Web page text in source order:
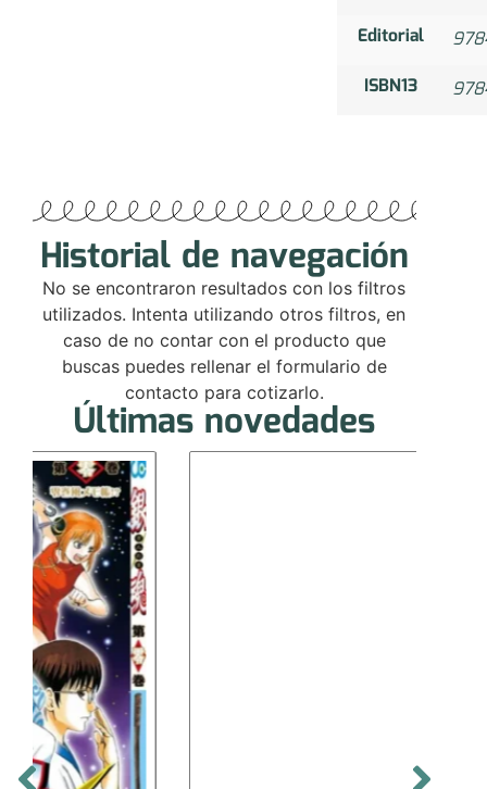
Editorial
ISBN13
Historial de navegación
No se encontraron resultados con los filtros
utilizados. Intenta utilizando otros filtros, en
caso de no contar con el producto que
buscas puedes rellenar el formulario de
contacto para cotizarlo.
Últimas novedades